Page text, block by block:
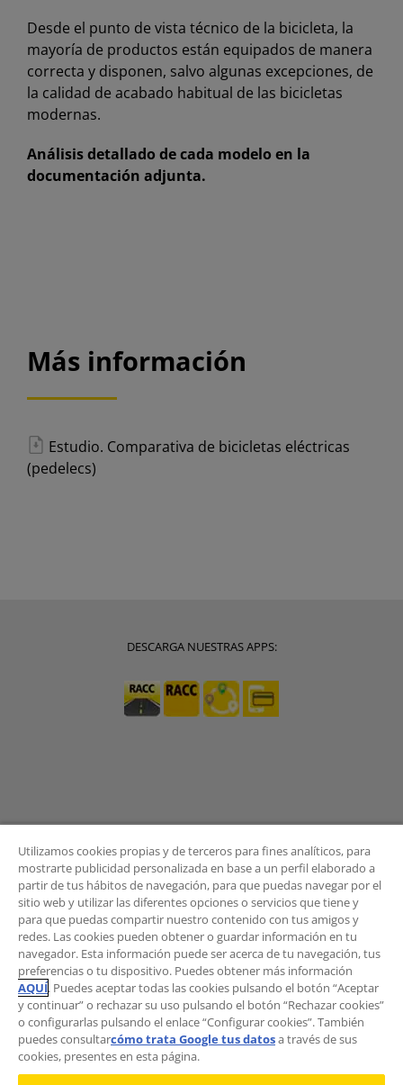
Desde el punto de vista técnico de la bicicleta, la
mayoría de productos están equipados de manera
correcta y disponen, salvo algunas excepciones, de
la calidad de acabado habitual de las bicicletas
modernas.
Análisis detallado de cada modelo en la
documentación adjunta.
Más información
Estudio. Comparativa de bicicletas eléctricas
(pedelecs)
DESCARGA NUESTRAS APPS:
BOLETÍN
¿Quieres recibir las novedades del Área de
Movilidad?
Suscríbete al boletín.
Utilizamos cookies propias y de terceros para fines analíticos, para
mostrarte publicidad personalizada en base a un perfil elaborado a
partir de tus hábitos de navegación, para que puedas navegar por el
sitio web y utilizar las diferentes opciones o servicios que tiene y
para que puedas compartir nuestro contenido con tus amigos y
redes. Las cookies pueden obtener o guardar información en tu
navegador. Esta información puede ser acerca de tu navegación, tus
preferencias o tu dispositivo. Puedes obtener más información
AQUÍ. Puedes aceptar todas las cookies pulsando el botón “Aceptar
y continuar” o rechazar su uso pulsando el botón “Rechazar cookies”
o configurarlas pulsando el enlace “Configurar cookies”. También
puedes consultarcómo trata Google tus datosa través de sus
cookies, presentes en esta página.